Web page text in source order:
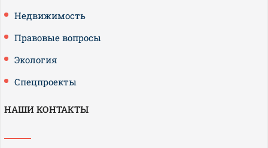
Недвижимость
Правовые вопросы
Экология
Спецпроекты
НАШИ КОНТАКТЫ